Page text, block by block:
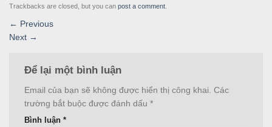
Trackbacks are closed, but you can post a comment
← Previous
Next →
Để lại một bình luận
Email của bạn sẽ không được hiển thị công khai. Các
trường bắt buộc được đánh dấu *
Bình luận *